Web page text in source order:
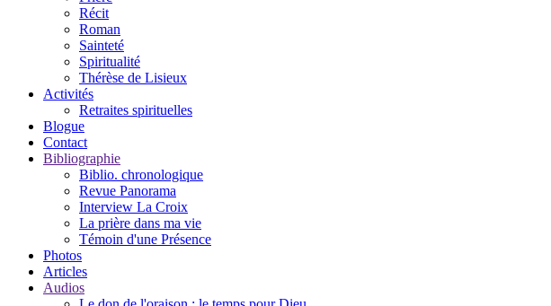
Récit
Roman
Sainteté
Spiritualité
Thérèse de Lisieux
Activités
Retraites spirituelles
Blogue
Contact
Bibliographie
Biblio. chronologique
Revue Panorama
Interview La Croix
La prière dans ma vie
Témoin d'une Présence
Photos
Articles
Audios